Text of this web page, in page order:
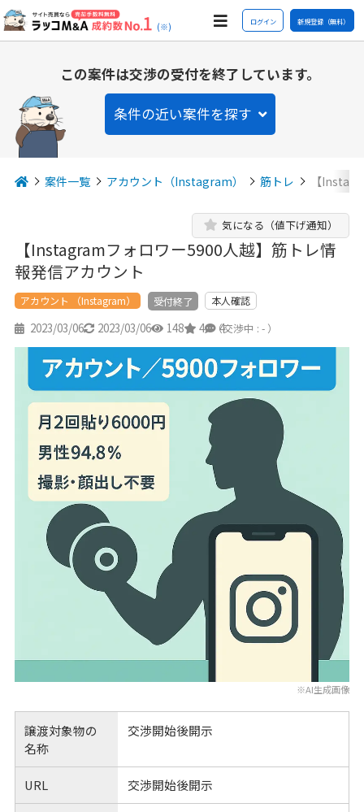
(※) ログイン 新規登録（無料）
この案件は交渉の受付を終了しています。
条件の近い案件を探す
案件一覧 アカウント（Instagram） 筋トレ 【
【Instagramフォロワー5900人越】筋トレ情
報発信アカウント
気になる（値下げ通知）
アカウント （Instagram） 受付終了 本人確認
2023/03/06 2023/03/06 148 4 4
（交渉中 : - ）
※AI生成画像
譲渡対象物の
名称
交渉開始後開示
URL 交渉開始後開示